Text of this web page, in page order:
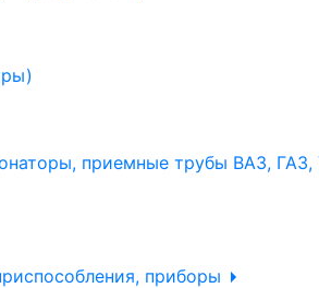
приемные трубы ВАЗ, ГАЗ,
приборы